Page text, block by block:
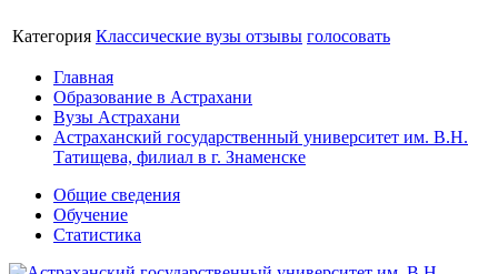
Категория Классические вузы отзывы голосовать
Главная
Образование в Астрахани
Вузы Астрахани
Астраханский государственный университет им. В.Н.
Татищева, филиал в г. Знаменске
Общие сведения
Обучение
Статистика